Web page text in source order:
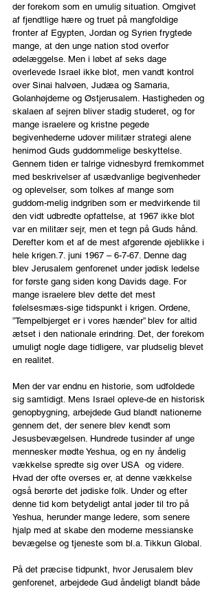
der forekom som en umulig situation. Omgivet
af fjendtlige hære og truet på mangfoldige
fronter af Egypten, Jordan og Syrien frygtede
mange, at den unge nation stod overfor
ødelæggelse. Men i løbet af seks dage
overlevede Israel ikke blot, men vandt kontrol
over Sinai halvøen, Judæa og Samaria,
Golanhøjderne og Østjerusalem. Hastigheden og
skalaen af sejren bliver stadig studeret, og for
mange israelere og kristne pegede
begivenhederne udover militær strategi alene
henimod Guds guddommelige beskyttelse.
Gennem tiden er talrige vidnesbyrd fremkommet
med beskrivelser af usædvanlige begivenheder
og oplevelser, som tolkes af mange som
guddom-melig indgriben som er medvirkende til
den vidt udbredte opfattelse, at 1967 ikke blot
var en militær sejr, men et tegn på Guds hånd.
Derefter kom et af de mest afgørende øjeblikke i
hele krigen.7. juni 1967 – 6-7-67. Denne dag
blev Jerusalem genforenet under jødisk ledelse
for første gang siden kong Davids dage. For
mange israelere blev dette det mest
følelsesmæs-sige tidspunkt i krigen. Ordene,
”Tempelbjerget er i vores hænder” blev for altid
ætset i den nationale erindring. Det, der forekom
umuligt nogle dage tidligere, var pludselig blevet
en realitet.
Men der var endnu en historie, som udfoldede
sig samtidigt. Mens Israel opleve-de en historisk
genopbygning, arbejdede Gud blandt nationerne
gennem det, der senere blev kendt som
Jesusbevægelsen. Hundrede tusinder af unge
mennesker mødte Yeshua, og en ny åndelig
vækkelse spredte sig over USA  og videre.
Hvad der ofte overses er, at denne vækkelse
også berørte det jødiske folk. Under og efter
denne tid kom betydeligt antal jøder til tro på
Yeshua, herunder mange ledere, som senere
hjalp med at skabe den moderne messianske
bevægelse og tjeneste som bl.a. Tikkun Global.
På det præcise tidpunkt, hvor Jerusalem blev
genforenet, arbejdede Gud åndeligt blandt både